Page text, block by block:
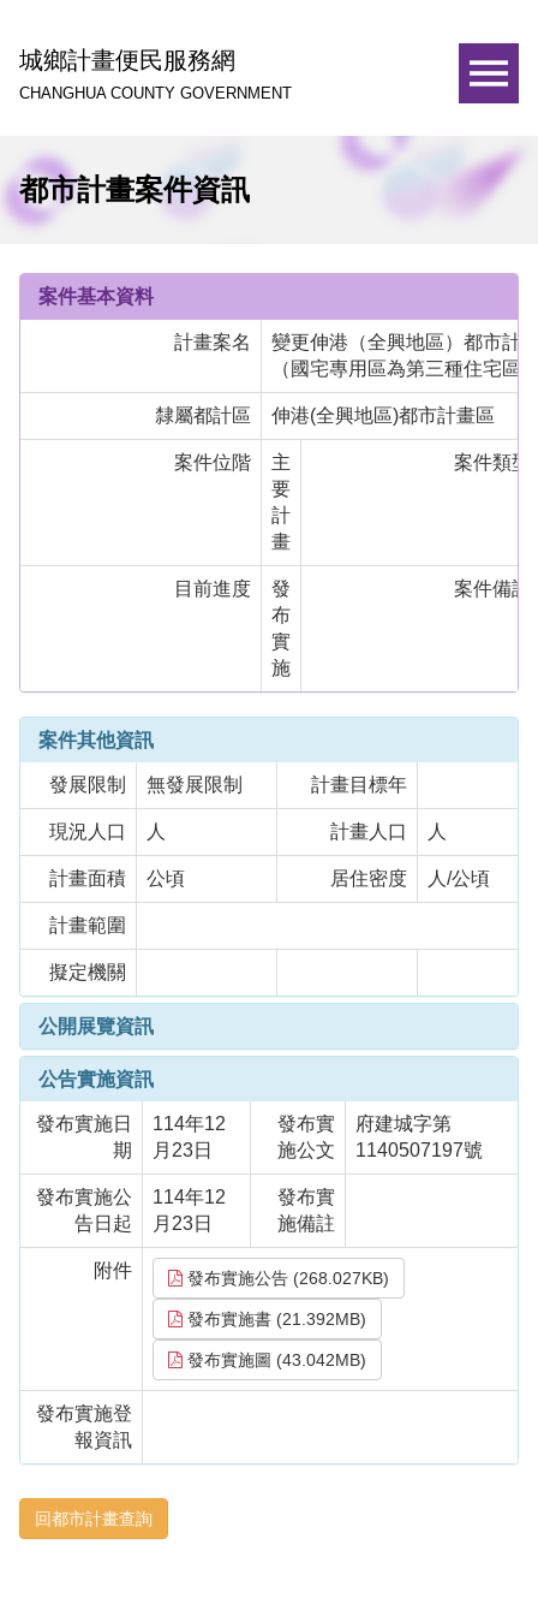
城鄉計畫便民服務網
CHANGHUA COUNTY GOVERNMENT
都市計畫案件資訊
案件基本資料
計畫案名
變更伸港（全興地區）都市計
（國宅專用區為第三種住宅區
隸屬都計區 伸港(全興地區)都市計畫區
案件位階
主
要
計
畫
案件類型
目前進度
發
布
實
施
案件備註
案件其他資訊
發展限制 無發展限制 計畫目標年
現況人口 人 計畫人口 人
計畫面積 公頃 居住密度 人/公頃
計畫範圍
擬定機關
公開展覽資訊
公告實施資訊
發布實施日
期
114年12
月23日
發布實
施公文
府建城字第
1140507197號
發布實施公
告日起
114年12
月23日
發布實
施備註
附件 發布實施公告 (268.027KB)
發布實施書 (21.392MB)
發布實施圖 (43.042MB)
發布實施登
報資訊
回都市計畫查詢